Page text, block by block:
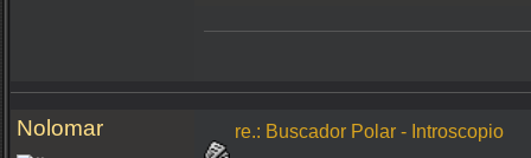
Nolomar re.: Buscador Polar - Introscopio